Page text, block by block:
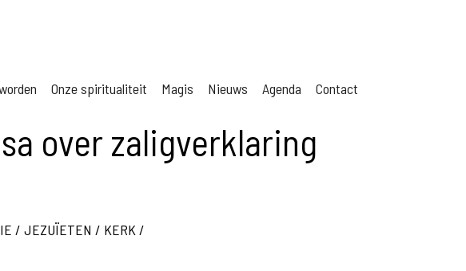
Onze spiritualiteit Magis Nieuws Agenda Contact
over zaligverklaring
/ JEZUÏETEN / KERK /